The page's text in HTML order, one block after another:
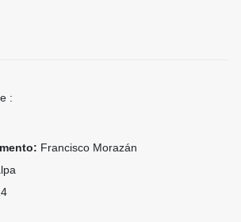
:
Francisco Morazán